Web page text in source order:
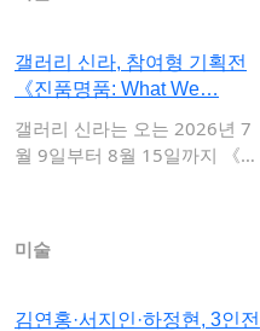
갤러리 신라, 참여형 기획전
《진품명품: What We…
갤러리 신라는 오는 2026년 7
월 9일부터 8월 15일까지 《진
미술
김연홍·서지인·하정현, 3인전